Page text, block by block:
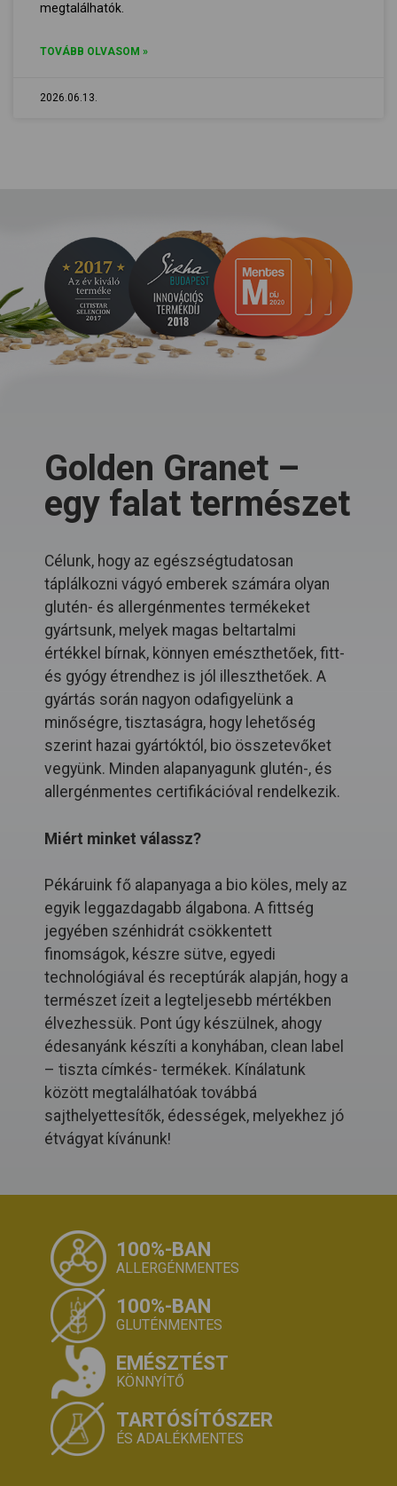
megtalálhatók.
TOVÁBB OLVASOM »
2026.06.13.
Golden Granet –
egy falat természet
Célunk, hogy az egészségtudatosan
táplálkozni vágyó emberek számára olyan
glutén- és allergénmentes termékeket
gyártsunk, melyek magas beltartalmi
értékkel bírnak, könnyen emészthetőek, fitt-
és gyógy étrendhez is jól illeszthetőek. A
gyártás során nagyon odafigyelünk a
minőségre, tisztaságra, hogy lehetőség
szerint hazai gyártóktól, bio összetevőket
vegyünk. Minden alapanyagunk glutén-, és
allergénmentes certifikációval rendelkezik.
Miért minket válassz?
Pékáruink fő alapanyaga a bio köles, mely az
egyik leggazdagabb álgabona. A fittség
jegyében szénhidrát csökkentett
finomságok, készre sütve, egyedi
technológiával és receptúrák alapján, hogy a
természet ízeit a legteljesebb mértékben
élvezhessük. Pont úgy készülnek, ahogy
édesanyánk készíti a konyhában, clean label
– tiszta címkés- termékek. Kínálatunk
között megtalálhatóak továbbá
sajthelyettesítők, édességek, melyekhez jó
étvágyat kívánunk!
100%-BAN
ALLERGÉNMENTES
100%-BAN
GLUTÉNMENTES
EMÉSZTÉST
KÖNNYÍTŐ
TARTÓSÍTÓSZER
ÉS ADALÉKMENTES